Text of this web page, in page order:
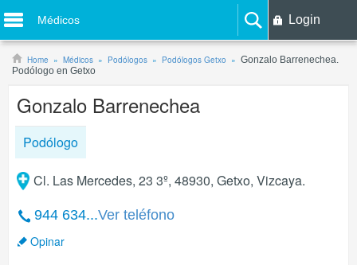
Médicos Login
Home Médicos Podólogos Podólogos Getxo
Gonzalo Barrenechea.
Podólogo en Getxo
Gonzalo Barrenechea
Podólogo
Cl. Las Mercedes, 23 3º, 48930, Getxo, Vizcaya.
944 634...Ver teléfono
Opinar